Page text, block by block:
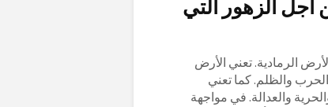
أجل الزهور التي
الرمادية. تعني الأرض
والظلم. كما تعني
والعدالة. في مواجهة